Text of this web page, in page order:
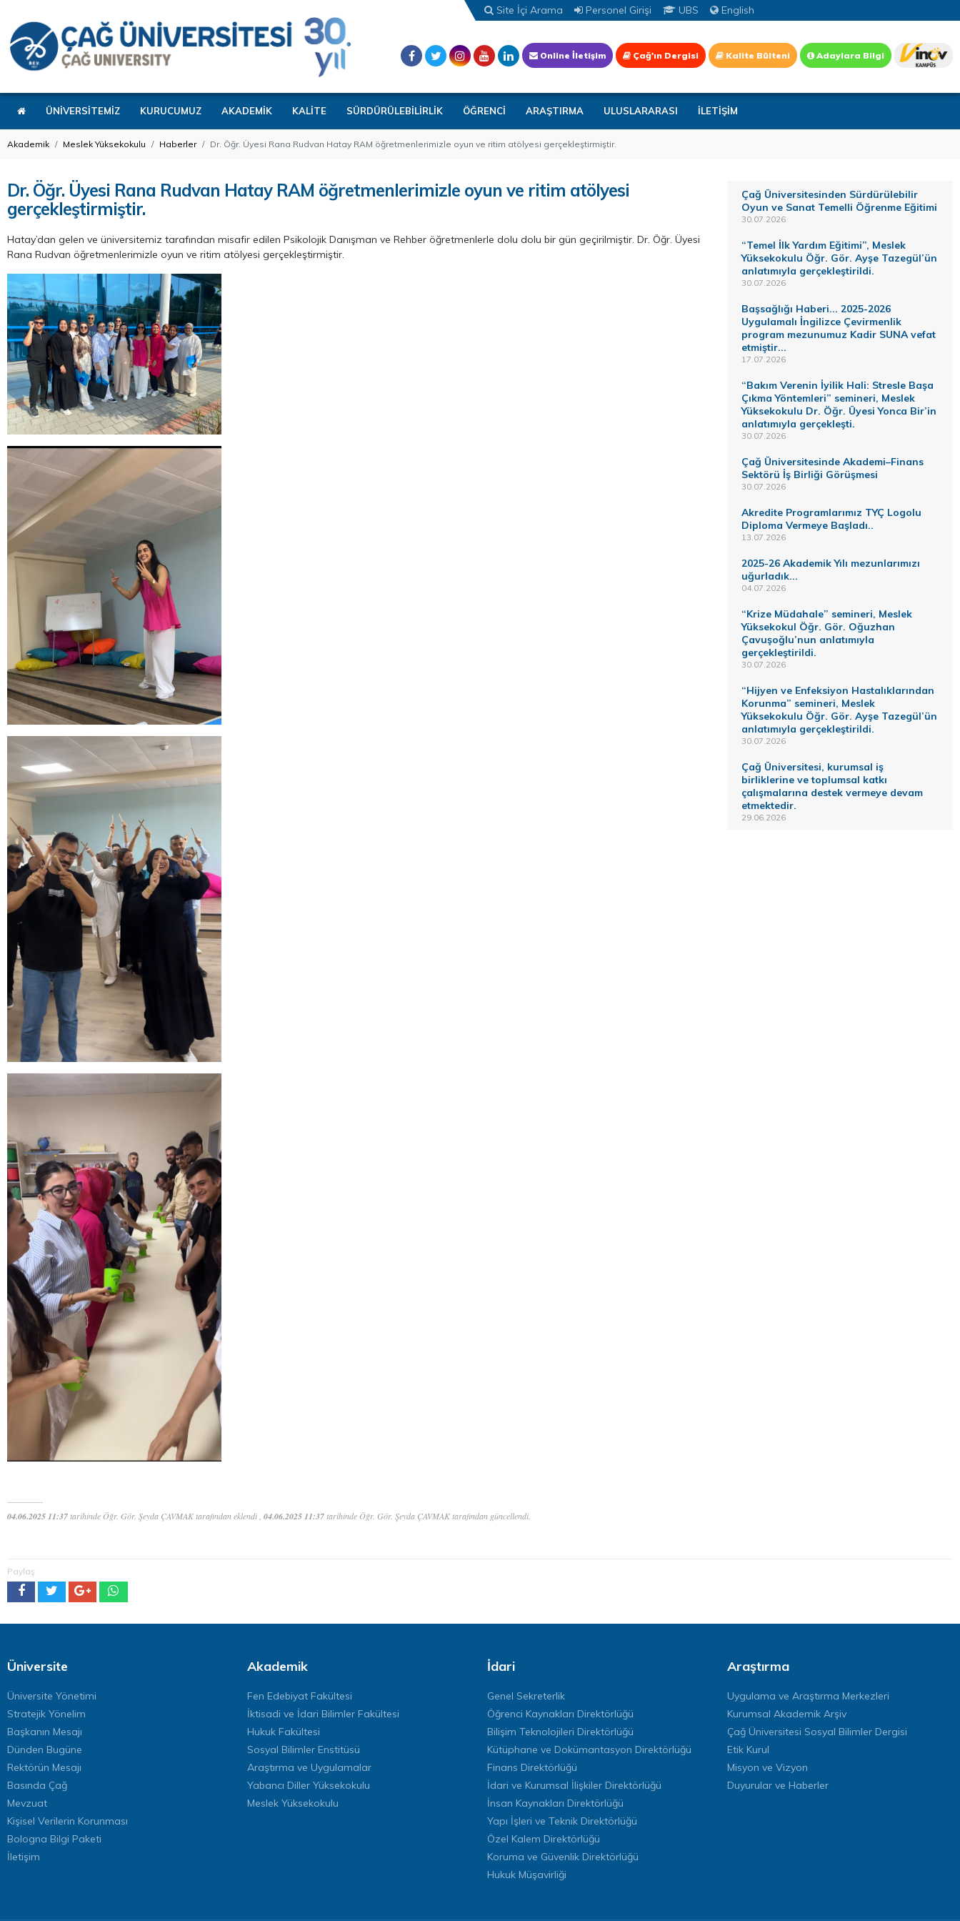
Site İçi Arama Personel Girişi UBS English
Online İletişim Çağ'ın Dergisi Kalite Bülteni Adaylara Bilgi
ÜNİVERSİTEMİZ KURUCUMUZ AKADEMİK KALİTE SÜRDÜRÜLEBİLİRLİK ÖĞRENCİ ARAŞTIRMA ULUSLARARASI İLETİŞİM
Akademik Meslek Yüksekokulu Haberler Dr. Öğr. Üyesi Rana Rudvan Hatay RAM öğretmenlerimizle oyun ve ritim atölyesi gerçekleştirmiştir.
Dr. Öğr. Üyesi Rana Rudvan Hatay RAM öğretmenlerimizle oyun ve ritim atölyesi
gerçekleştirmiştir.
Hatay’dan gelen ve üniversitemiz tarafından misafir edilen Psikolojik Danışman ve Rehber öğretmenlerle dolu dolu bir gün geçirilmiştir. Dr. Öğr. Üyesi
Rana Rudvan öğretmenlerimizle oyun ve ritim atölyesi gerçekleştirmiştir.
04.06.2025 11:37tarihinde Öğr. Gör. Şeyda ÇAVMAK tarafından eklendi , 04.06.2025 11:37tarihinde Öğr. Gör. Şeyda ÇAVMAK tarafından güncellendi.
Çağ Üniversitesinden Sürdürülebilir
Oyun ve Sanat Temelli Öğrenme Eğitimi
30.07.2026
“Temel İlk Yardım Eğitimi”, Meslek
Yüksekokulu Öğr. Gör. Ayşe Tazegül’ün
anlatımıyla gerçekleştirildi.
30.07.2026
Başsağlığı Haberi... 2025-2026
Uygulamalı İngilizce Çevirmenlik
program mezunumuz Kadir SUNA vefat
etmiştir...
17.07.2026
“Bakım Verenin İyilik Hali: Stresle Başa
Çıkma Yöntemleri” semineri, Meslek
Yüksekokulu Dr. Öğr. Üyesi Yonca Bir’in
anlatımıyla gerçekleşti.
30.07.2026
Çağ Üniversitesinde Akademi–Finans
Sektörü İş Birliği Görüşmesi
30.07.2026
Akredite Programlarımız TYÇ Logolu
Diploma Vermeye Başladı..
13.07.2026
2025-26 Akademik Yılı mezunlarımızı
uğurladık...
04.07.2026
“Krize Müdahale” semineri, Meslek
Yüksekokul Öğr. Gör. Oğuzhan
Çavuşoğlu’nun anlatımıyla
gerçekleştirildi.
30.07.2026
“Hijyen ve Enfeksiyon Hastalıklarından
Korunma” semineri, Meslek
Yüksekokulu Öğr. Gör. Ayşe Tazegül’ün
anlatımıyla gerçekleştirildi.
30.07.2026
Çağ Üniversitesi, kurumsal iş
birliklerine ve toplumsal katkı
çalışmalarına destek vermeye devam
etmektedir.
29.06.2026
Paylaş
Üniversite
Üniversite Yönetimi
Stratejik Yönelim
Başkanın Mesajı
Dünden Bugüne
Rektörün Mesajı
Basında Çağ
Mevzuat
Kişisel Verilerin Korunması
Bologna Bilgi Paketi
İletişim
Akademik
Fen Edebiyat Fakültesi
İktisadi ve İdari Bilimler Fakültesi
Hukuk Fakültesi
Sosyal Bilimler Enstitüsü
Araştırma ve Uygulamalar
Yabancı Diller Yüksekokulu
Meslek Yüksekokulu
İdari
Genel Sekreterlik
Öğrenci Kaynakları Direktörlüğü
Bilişim Teknolojileri Direktörlüğü
Kütüphane ve Dokümantasyon Direktörlüğü
Finans Direktörlüğü
İdari ve Kurumsal İlişkiler Direktörlüğü
İnsan Kaynakları Direktörlüğü
Yapı İşleri ve Teknik Direktörlüğü
Özel Kalem Direktörlüğü
Koruma ve Güvenlik Direktörlüğü
Hukuk Müşavirliği
Araştırma
Uygulama ve Araştırma Merkezleri
Kurumsal Akademik Arşiv
Çağ Üniversitesi Sosyal Bilimler Dergisi
Etik Kurul
Misyon ve Vizyon
Duyurular ve Haberler